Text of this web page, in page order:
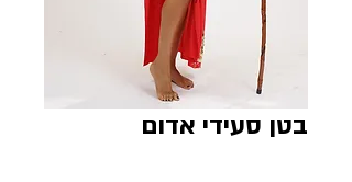
בטן סעידי אדום